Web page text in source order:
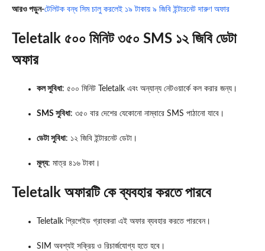
আরও পড়ুন-টেলিটক বন্ধ সিম চালু করলেই ১৯ টাকায় ৯ জিবি ইন্টারনেট দারুণ অফার
Teletalk ৫০০ মিনিট ৩৫০ SMS ১২ জিবি ডেটা
অফার
কল সুবিধা: ৫০০ মিনিট Teletalk এবং অন্যান্য নেটওয়ার্কে কল করার জন্য।
SMS সুবিধা: ৩৫০ বার দেশের যেকোনো নাম্বারে SMS পাঠানো যাবে।
ডেটা সুবিধা: ১২ জিবি ইন্টারনেট ডেটা।
মূল্য: মাত্র ৪১৬ টাকা।
Teletalk অফারটি কে ব্যবহার করতে পারবে
Teletalk প্রিপেইড গ্রাহকরা এই অফার ব্যবহার করতে পারবেন।
SIM অবশ্যই সক্রিয় ও রিচার্জযোগ্য হতে হবে।